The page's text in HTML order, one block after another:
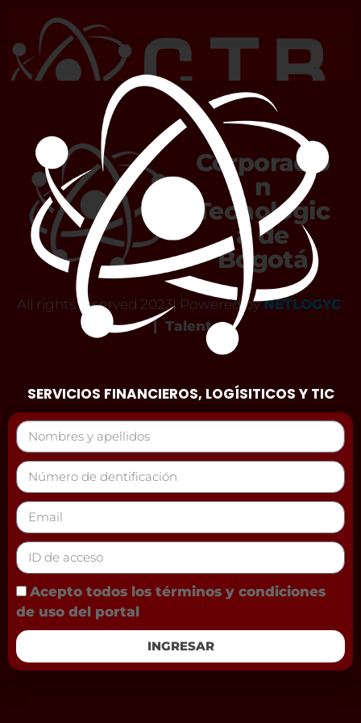
Finalizar VIDEOLLAMADA
Corporació
n
Tecnológic
a de
Bogotá
All rights reserved 2023| Powered byNETLOGYC
|
Talent
SERVICIOS FINANCIEROS, LOGÍSITICOS Y TIC
Acepto todos los términos y condiciones
de uso del portal
INGRESAR